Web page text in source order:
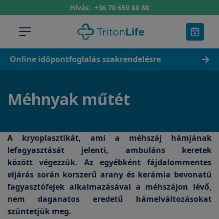
Hívás: +36 70 659 88 88
Online időpontfoglalás szakrendelésre
Méhnyak műtét
A kryoplasztikát, ami a méhszáj hámjának
lefagyasztását jelenti, ambuláns keretek
között végezzük. Az egyébként fájdalommentes
eljárás során korszerű arany és kerámia bevonatú
fagyasztófejek alkalmazásával a méhszájon lévő,
nem daganatos eredetű hámelváltozásokat
szüntetjük meg.